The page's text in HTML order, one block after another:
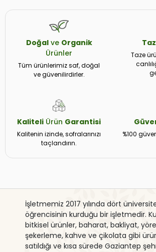
Doğalve Organik
Ürünler
Tüm ürünlerimiz saf, doğal
ve güvenilirdirler.
Taze
Kaliteli Ürün Garantisi
Kalitenin izinde, sofralarınızı
taçlandırın.
%100
İşletmemiz 2017 yılında dört
öğrencisinin kurduğu bir işletmedir.
bitkisel ürünler, baharat, bakliyat,
şekerleme, kahve ve çikolata gibi
satıldığı ve kısa sürede Gaziantep